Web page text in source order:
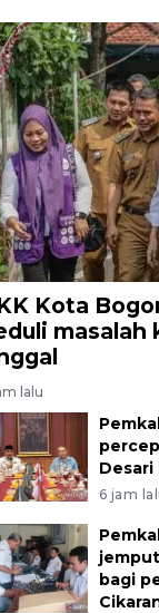
Kota
masalah
lalu
Desari
6 jam
bagi